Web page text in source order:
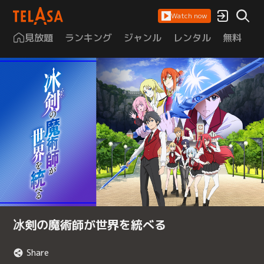
Watch now
見放題 ランキング ジャンル レンタル 無料
冰剣の魔術師が世界を統べる
Share